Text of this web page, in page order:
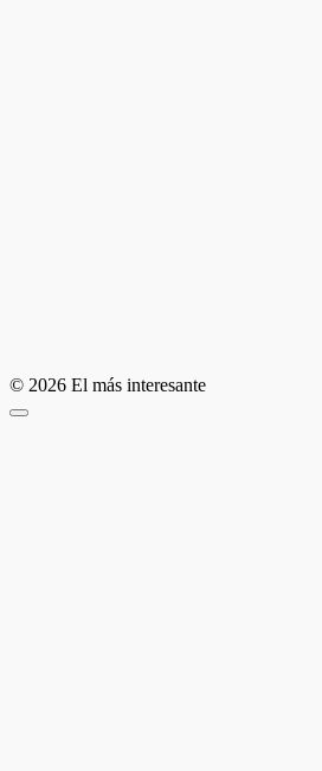
© 2026 El más interesante